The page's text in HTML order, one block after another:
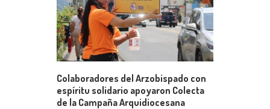
Colaboradores del Arzobispado con
espíritu solidario apoyaron Colecta
de la Campaña Arquidiocesana